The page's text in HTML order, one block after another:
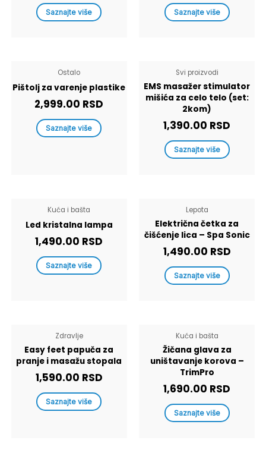
Saznajte više Saznajte više
Ostalo
Pištolj za varenje plastike
2,999.00 RSD
Saznajte više
Svi proizvodi
EMS masažer stimulator
mišića za celo telo (set:
2kom)
1,390.00 RSD
Saznajte više
Kuća i bašta
Led kristalna lampa
1,490.00 RSD
Saznajte više
Lepota
Električna četka za
čišćenje lica – Spa Sonic
1,490.00 RSD
Saznajte više
Zdravlje
Easy feet papuča za
pranje i masažu stopala
1,590.00 RSD
Saznajte više
Kuća i bašta
Žičana glava za
uništavanje korova –
TrimPro
1,690.00 RSD
Saznajte više